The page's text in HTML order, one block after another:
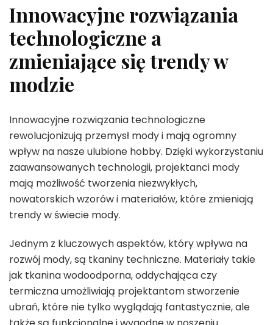
Innowacyjne rozwiązania
technologiczne a
zmieniające się trendy w
modzie
Innowacyjne rozwiązania technologiczne
rewolucjonizują przemysł mody i mają ogromny
wpływ na nasze ulubione hobby. Dzięki wykorzystaniu
zaawansowanych technologii, projektanci mody
mają możliwość tworzenia niezwykłych,
nowatorskich wzorów i materiałów, które zmieniają
trendy w świecie mody.
Jednym z kluczowych aspektów, który wpływa na
rozwój mody, są tkaniny techniczne. Materiały takie
jak tkanina wodoodporna, oddychająca czy
termiczna umożliwiają projektantom stworzenie
ubrań, które nie tylko wyglądają fantastycznie, ale